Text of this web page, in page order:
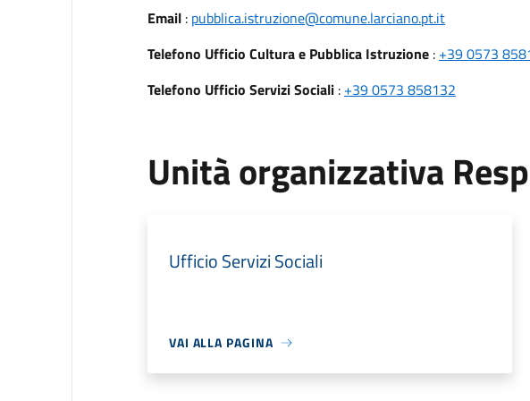
Email: pubblica.istruzione@comune.larciano.pt.it
Telefono Ufficio Cultura e Pubblica Istruzione: +39 0573
Telefono Ufficio Servizi Sociali: +39 0573 858132
Unità organizzativa
Ufficio Servizi Sociali
VAI ALLA PAGINA